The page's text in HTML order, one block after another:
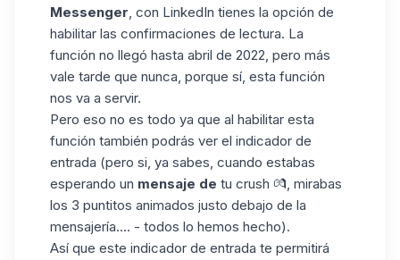
Messenger, con LinkedIn tienes la opción de
habilitar las confirmaciones de lectura. La
función no llegó hasta abril de 2022, pero más
vale tarde que nunca, porque sí, esta función
nos va a servir.
Pero eso no es todo ya que al habilitar esta
función también podrás ver el indicador de
entrada (pero si, ya sabes, cuando estabas
esperando un mensaje de tu crush 💏, mirabas
los 3 puntitos animados justo debajo de la
mensajería.... - todos lo hemos hecho).
Así que este indicador de entrada te permitirá